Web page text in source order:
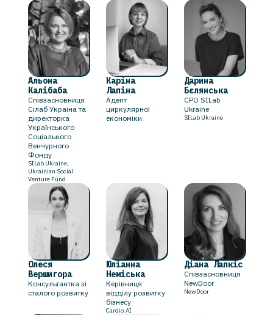
Альона
Калібаба
Співзасновниця
Сілаб Україна та
директорка
Українського
Соціального
Венчурного
Фонду
SILab Ukraine,
Ukrainian Social
Venture Fund
Каріна
Лапіна
Адепт
циркулярної
економіки
Дарина
Бєлянська
CPO SILab
Ukraine
SILab Ukraine
Олеся
Вершигора
Консультантка зі
сталого розвитку
Юліанна
Неміська
Керівниця
відділу розвитку
бізнесу
Cardio.AI
Діана Лапкіс
Співзасновниця
NewDoor
NewDoor